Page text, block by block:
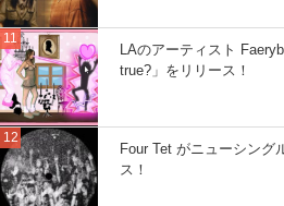
LAのアーティスト
true?」をリリース！
Four Tet がニューシング
ス！